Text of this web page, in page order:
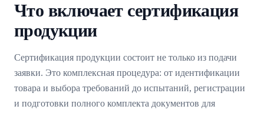
Что включает сертификация
продукции
Сертификация продукции состоит не только из подачи
заявки. Это комплексная процедура: от идентификации
товара и выбора требований до испытаний, регистрации
и подготовки полного комплекта документов для